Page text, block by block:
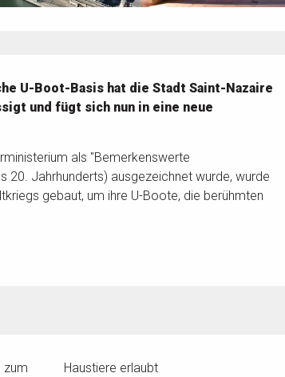
U-Boot-Basis hat die Stadt Saint-Nazaire
und fügt sich nun in eine neue
als "Bemerkenswerte
20. Jahrhunderts) ausgezeichnet wurde, wurde
gebaut, um ihre U-Boote, die berühmten
zum
Haustiere erlaubt